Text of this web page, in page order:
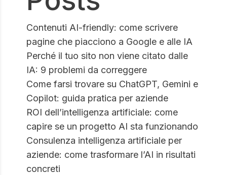
Contenuti AI-friendly: come scrivere
pagine che piacciono a Google e alle IA
Perché il tuo sito non viene citato dalle
IA: 9 problemi da correggere
Come farsi trovare su ChatGPT, Gemini e
Copilot: guida pratica per aziende
ROI dell’intelligenza artificiale: come
capire se un progetto AI sta funzionando
Consulenza intelligenza artificiale per
aziende: come trasformare l’AI in risultati
concreti